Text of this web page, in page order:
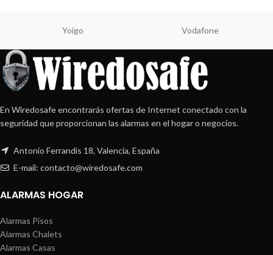
Yoigo Vodafone
En Wiredosafe encontrarás ofertas de Internet conectado con la
seguridad que proporcionan las alarmas en el hogar o negocios.
Antonio Ferrandis 18, Valencia, España
E-mail: contacto@wiredosafe.com
ALARMAS HOGAR
Alarmas Pisos
Alarmas Chalets
Alarmas Casas